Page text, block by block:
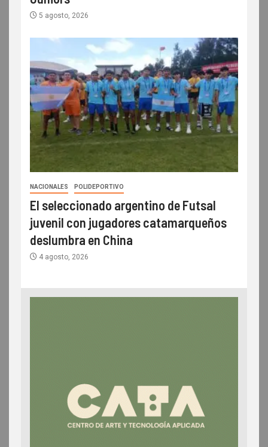
5 agosto, 2026
NACIONALES POLIDEPORTIVO
El seleccionado argentino de Futsal
juvenil con jugadores catamarqueños
deslumbra en China
4 agosto, 2026